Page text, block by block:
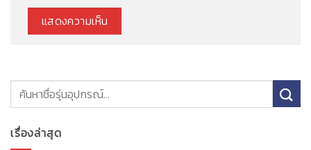
เรื่องล่าสุด